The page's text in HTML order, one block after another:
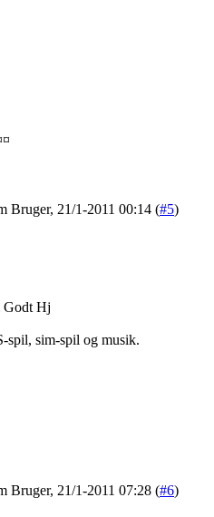
Bruger, 21/1-2011 00:14 (#5)
Hj
spil, sim-spil og musik.
Bruger, 21/1-2011 07:28 (#6)